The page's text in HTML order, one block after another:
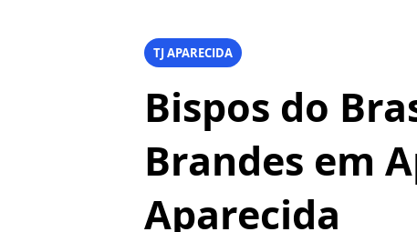
TJ APARECIDA
Bispos do
Brandes em
Aparecida